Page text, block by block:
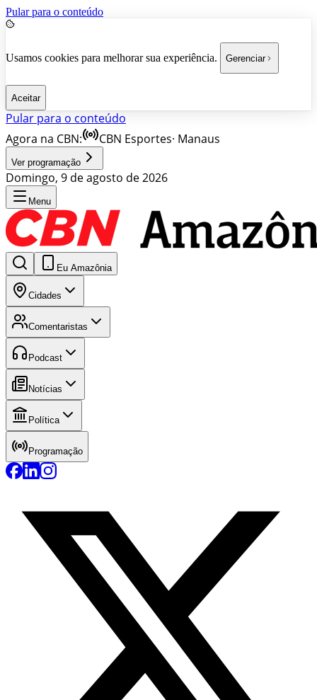
Pular para o conteúdo
Usamos cookies para melhorar sua experiência. Gerenciar
Aceitar
Pular para o conteúdo
Agora na CBN:
CBN Esportes· Manaus
Ver programação
Domingo, 9 de agosto de 2026
Menu
Eu Amazônia
Cidades
Comentaristas
Podcast
Notícias
Política
Programação